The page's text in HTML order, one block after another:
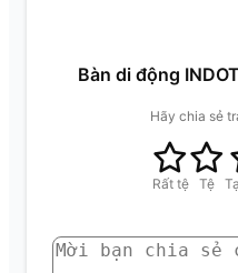
Bàn di động
Hãy chia sẻ
Rất tệ Tệ